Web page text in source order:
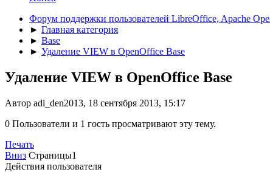
Форум поддержки пользователей LibreOffice, Apache
► Главная категория
► Base
► Удаление VIEW в OpenOffice Base
Удаление VIEW в OpenOffice Base
Автор adi_den2013, 18 сентября 2013, 15:17
0 Пользователи и 1 гость просматривают эту тему.
Печать
Вниз Страницы1
Действия пользователя